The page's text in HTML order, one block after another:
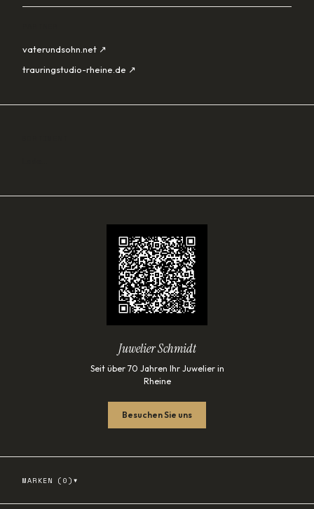
vaterundsohn.net ↗
trauringstudio-rheine.de ↗
Juwelier Schmidt
Seit über 70 Jahren Ihr Juwelier in
Rheine
Besuchen Sie uns
MARKEN ( 0 ) ▾